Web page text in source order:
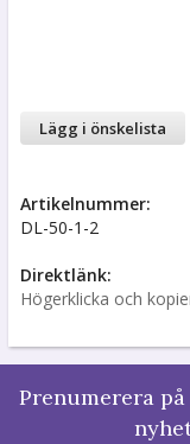
Lägg i önskelista
Artikelnummer:
DL-50-1-2
Direktlänk:
Högerklicka och
Prenumerera